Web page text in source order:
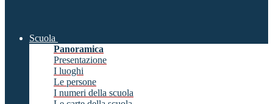
Scuola
Panoramica
Presentazione
I luoghi
Le persone
I numeri della scuola